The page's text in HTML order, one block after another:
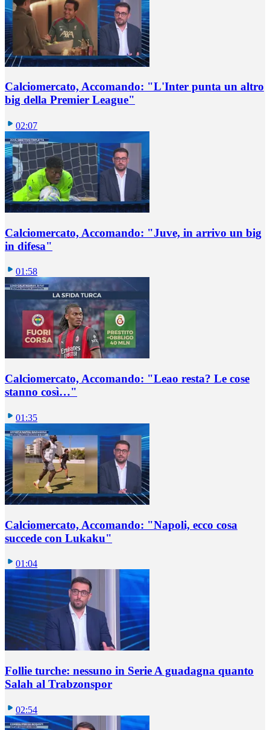
Calciomercato, Accomando: "L'Inter punta un altro
big della Premier League"
02:07
Calciomercato, Accomando: "Juve, in arrivo un big
in difesa"
01:58
Calciomercato, Accomando: "Leao resta? Le cose
stanno così…"
01:35
Calciomercato, Accomando: "Napoli, ecco cosa
succede con Lukaku"
01:04
Follie turche: nessuno in Serie A guadagna quanto
Salah al Trabzonspor
02:54